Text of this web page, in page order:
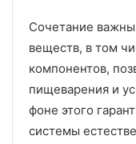
Сочетание
веществ, в том
компонентов,
пищеварения и
фоне этого
системы